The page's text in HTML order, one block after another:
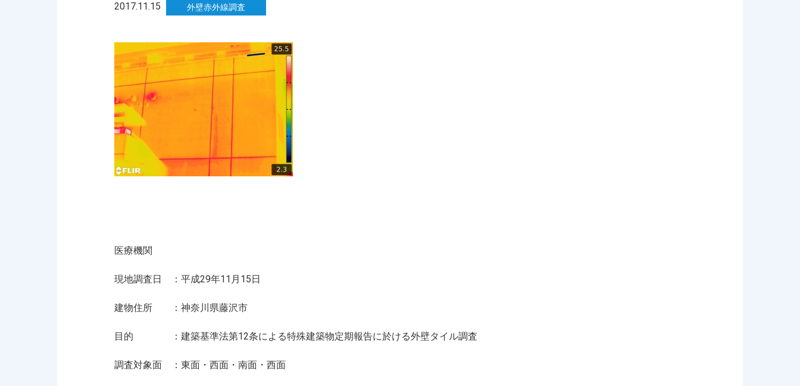
2017.11.15 外壁赤外線調査
医療機関
現地調査日 ：平成29年11月15日
建物住所 ：神奈川県藤沢市
目的 ：建築基準法第12条による特殊建築物定期報告に於ける外壁タイル調査
調査対象面 ：東面・西面・南面・西面